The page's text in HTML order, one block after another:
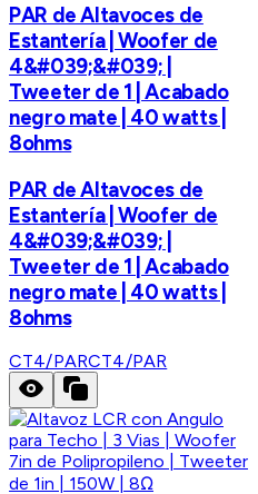
PAR de Altavoces de
Estantería | Woofer de
4&#039;&#039; |
Tweeter de 1 | Acabado
negro mate | 40 watts |
8ohms
PAR de Altavoces de
Estantería | Woofer de
4&#039;&#039; |
Tweeter de 1 | Acabado
negro mate | 40 watts |
8ohms
CT4/PARCT4/PAR